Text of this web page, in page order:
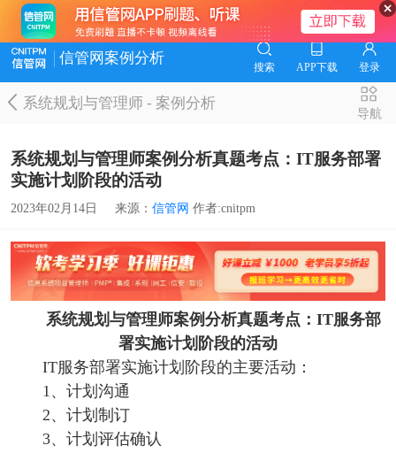
信管网案例分析
搜索 APP下载 登录
系统规划与管理师- 案例分析
导航
系统规划与管理师案例分析真题考点：IT服务部署
实施计划阶段的活动
2023年02月14日 来源： 信管网 作者:cnitpm
系统规划与管理师案例分析真题考点：IT服务部
署实施计划阶段的活动
IT服务部署实施计划阶段的主要活动：
1、计划沟通
2、计划制订
3、计划评估确认